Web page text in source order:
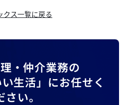
クス一覧に戻る
・仲介業務の
い生活」にお任せく
さい。